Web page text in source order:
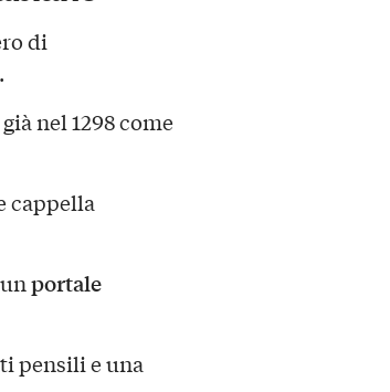
di
nel 1298 come
cappella
portale
pensili e una